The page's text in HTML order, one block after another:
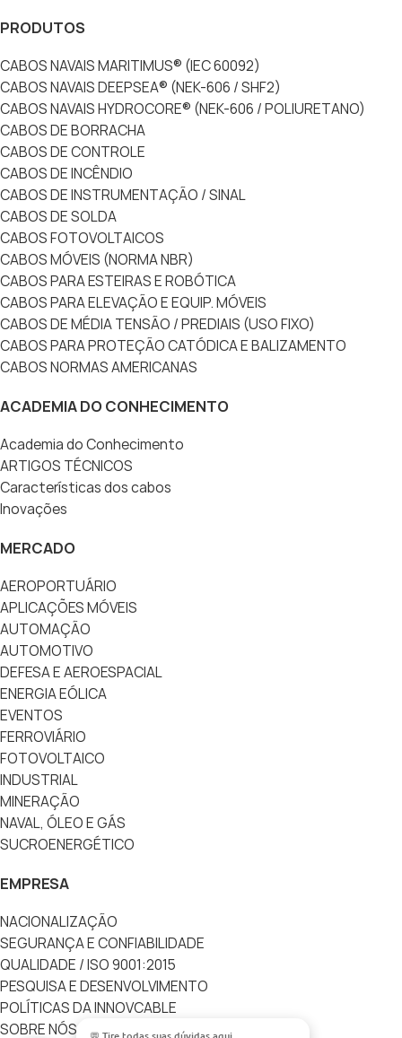
PRODUTOS
CABOS NAVAIS MARITIMUS® (IEC 60092)
CABOS NAVAIS DEEPSEA® (NEK-606 / SHF2)
CABOS NAVAIS HYDROCORE® (NEK-606 / POLIURETANO)
CABOS DE BORRACHA
CABOS DE CONTROLE
CABOS DE INCÊNDIO
CABOS DE INSTRUMENTAÇÃO / SINAL
CABOS DE SOLDA
CABOS FOTOVOLTAICOS
CABOS MÓVEIS (NORMA NBR)
CABOS PARA ESTEIRAS E ROBÓTICA
CABOS PARA ELEVAÇÃO E EQUIP. MÓVEIS
CABOS DE MÉDIA TENSÃO / PREDIAIS (USO FIXO)
CABOS PARA PROTEÇÃO CATÓDICA E BALIZAMENTO
CABOS NORMAS AMERICANAS
ACADEMIA DO CONHECIMENTO
Academia do Conhecimento
ARTIGOS TÉCNICOS
Características dos cabos
Inovações
MERCADO
AEROPORTUÁRIO
APLICAÇÕES MÓVEIS
AUTOMAÇÃO
AUTOMOTIVO
DEFESA E AEROESPACIAL
ENERGIA EÓLICA
EVENTOS
FERROVIÁRIO
FOTOVOLTAICO
INDUSTRIAL
MINERAÇÃO
NAVAL, ÓLEO E GÁS
SUCROENERGÉTICO
EMPRESA
NACIONALIZAÇÃO
SEGURANÇA E CONFIABILIDADE
QUALIDADE / ISO 9001:2015
PESQUISA E DESENVOLVIMENTO
POLÍTICAS DA INNOVCABLE
SOBRE NÓS